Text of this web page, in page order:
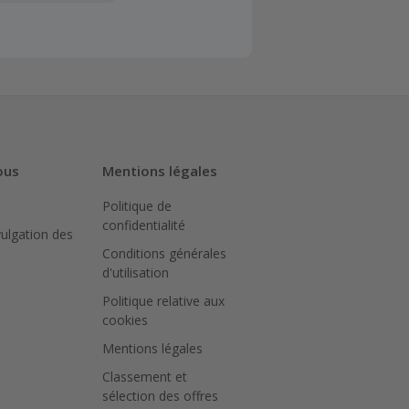
sur le
le site
des
Mentions légales
Politique de
confidentialité
Conditions générales
d'utilisation
Politique relative aux
cookies
Mentions légales
Classement et
sélection des offres